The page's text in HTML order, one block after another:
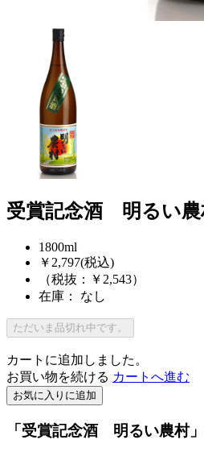
受賞記念酒 明るい農
1800ml
￥2,797(税込)
（税抜：￥2,543）
在庫： なし
ただいま品切れ中です。
カートに追加しました。
お買い物を続ける カートへ進む
お気に入りに追加
「受賞記念酒 明るい農村